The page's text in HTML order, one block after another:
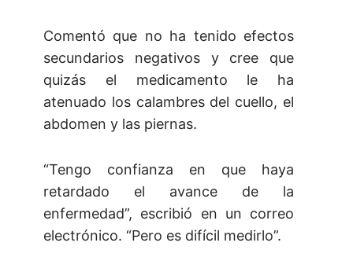
Comentó que no ha tenido efectos
secundarios negativos y cree que
quizás el medicamento le ha
atenuado los calambres del cuello, el
abdomen y las piernas.
“Tengo confianza en que haya
retardado el avance de la
enfermedad”, escribió en un correo
electrónico. “Pero es difícil medirlo”.